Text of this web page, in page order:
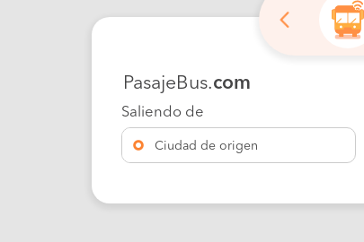
PasajeBus.com
Saliendo de
Ciudad de origen